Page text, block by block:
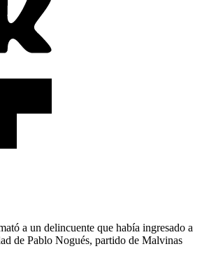
a un delincuente que había ingresado a
de Pablo Nogués, partido de Malvinas